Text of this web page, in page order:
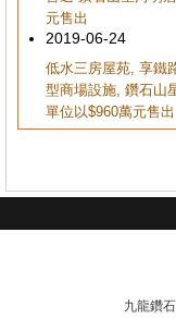
元售出
2019-06-24
低水三房屋苑, 享鐵
型商場設施, 鑽石山
單位以$960萬元售出
九龍鑽